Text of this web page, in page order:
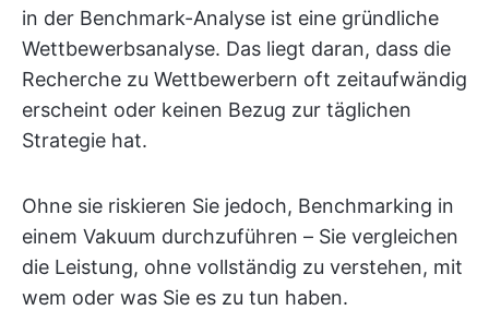
in der Benchmark-Analyse ist eine gründliche
Wettbewerbsanalyse. Das liegt daran, dass die
Recherche zu Wettbewerbern oft zeitaufwändig
erscheint oder keinen Bezug zur täglichen
Strategie hat.
Ohne sie riskieren Sie jedoch, Benchmarking in
einem Vakuum durchzuführen – Sie vergleichen
die Leistung, ohne vollständig zu verstehen, mit
wem oder was Sie es zu tun haben.